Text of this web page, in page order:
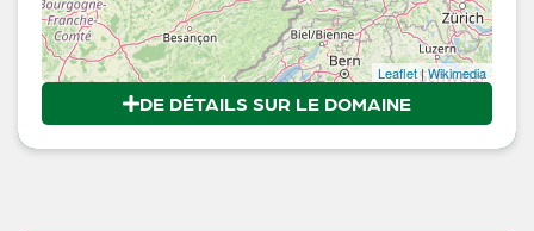
Leaflet|Wikimedia
DE DÉTAILS SUR LE DOMAINE